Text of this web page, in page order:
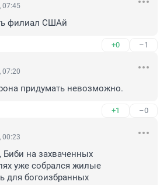
07:45
филиал СШАй
+0 –1
07:20
придумать невозможно.
+1 –0
00:23
Биби на захваченных
уже собрался жилые
для богоизбранных